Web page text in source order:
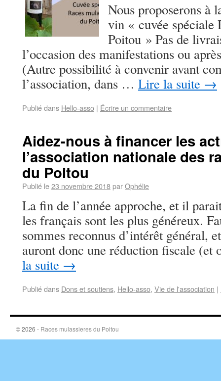
Nous proposerons à
vin « cuvée spéciale
Poitou » Pas de
l’occasion des manifestations ou
(Autre possibilité à convenir avant
l’association, dans … Lire la suite →
Publié dans Hello-asso | Écrire un commentaire
Aidez-nous à financer les
l’association nationale des
du Poitou
Publié le23 novembre 2018parOphélie
La fin de l’année approche, et il
les français sont les plus généreux.
sommes reconnus d’intérêt général,
auront donc une réduction fiscale
la suite →
Publié dans Dons et soutiens, Hello-asso, Vie de l'association |
© 2026 - Races mulassieres du Poitou